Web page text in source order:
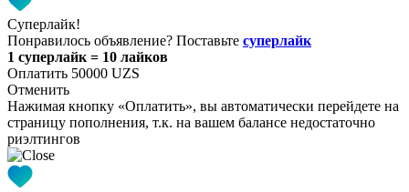
Суперлайк!
Понравилось объявление? Поставьте суперлайк
1 суперлайк = 10 лайков
Оплатить 50000 UZS
Отменить
Нажимая кнопку «Оплатить», вы автоматически перейдете на
страницу пополнения, т.к. на вашем балансе недостаточно
риэлтингов